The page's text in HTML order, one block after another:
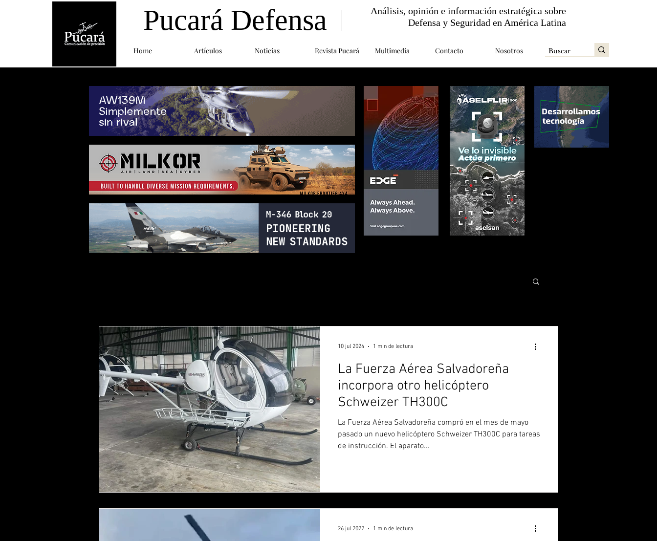
Home Artículos Noticias Revista Pucará Multimedia Contacto Nosotros
Pucará Defensa
Análisis, opinión e información estratégica sobre
Defensa y Seguridad en América Latina
La Fuerza Aérea Salvadoreña
incorpora otro helicóptero
Schweizer TH300C
La Fuerza Aérea Salvadoreña compró en el mes de mayo
pasado un nuevo helicóptero Schweizer TH300C para tareas
de instrucción. El aparato...
10 jul 2024 1 min de lectura
26 jul 2022 1 min de lectura